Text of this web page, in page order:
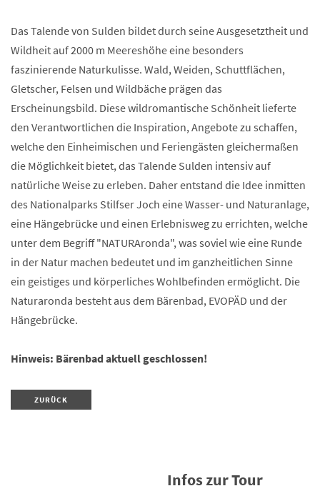
Das Talende von Sulden bildet durch seine Ausgesetztheit und
Wildheit auf 2000 m Meereshöhe eine besonders
faszinierende Naturkulisse. Wald, Weiden, Schuttflächen,
Gletscher, Felsen und Wildbäche prägen das
Erscheinungsbild. Diese wildromantische Schönheit lieferte
den Verantwortlichen die Inspiration, Angebote zu schaffen,
welche den Einheimischen und Feriengästen gleichermaßen
die Möglichkeit bietet, das Talende Sulden intensiv auf
natürliche Weise zu erleben. Daher entstand die Idee inmitten
des Nationalparks Stilfser Joch eine Wasser- und Naturanlage,
eine Hängebrücke und einen Erlebnisweg zu errichten, welche
unter dem Begriff "NATURAronda", was soviel wie eine Runde
in der Natur machen bedeutet und im ganzheitlichen Sinne
ein geistiges und körperliches Wohlbefinden ermöglicht. Die
Naturaronda besteht aus dem Bärenbad, EVOPÄD und der
Hängebrücke.
Hinweis: Bärenbad aktuell geschlossen!
ZURÜCK
Infos zur Tour